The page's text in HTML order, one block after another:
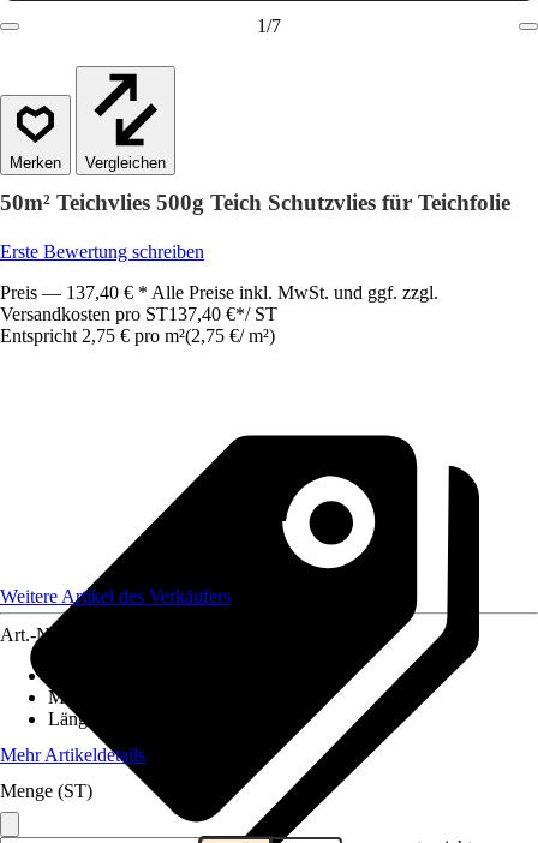
1/7
Vergleichen
50m² Teichvlies 500g Teich Schutzvlies für Teichfolie
Erste Bewertung schreiben
Preis — 137,40 € * Alle Preise inkl. MwSt. und ggf. zzgl.
Versandkosten pro ST137,40 €*/ ST
Entspricht 2,75 € pro m²(2,75 €/ m²)
Weitere Artikel des Verkäufers
Art.-Nr.
Material
Länge
Mehr Artikeldetails
Menge (ST)